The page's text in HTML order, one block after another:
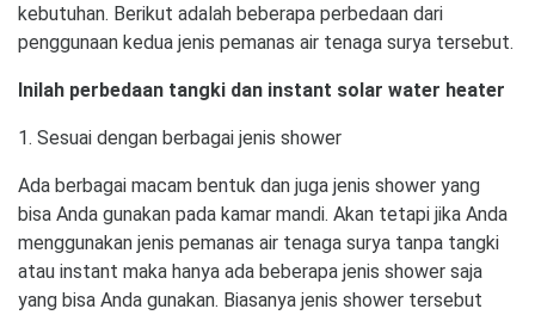
kebutuhan. Berikut adalah beberapa perbedaan dari
penggunaan kedua jenis pemanas air tenaga surya tersebut.
Inilah perbedaan tangki dan instant solar water heater
1. Sesuai dengan berbagai jenis shower
Ada berbagai macam bentuk dan juga jenis shower yang
bisa Anda gunakan pada kamar mandi. Akan tetapi jika Anda
menggunakan jenis pemanas air tenaga surya tanpa tangki
atau instant maka hanya ada beberapa jenis shower saja
yang bisa Anda gunakan. Biasanya jenis shower tersebut